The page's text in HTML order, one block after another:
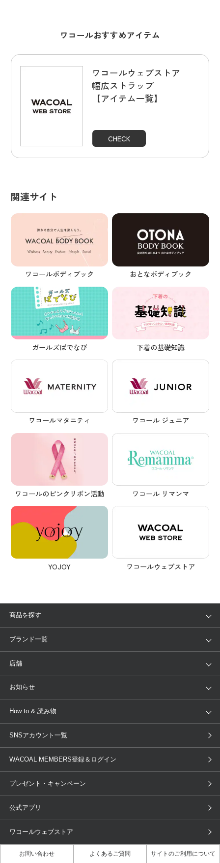
ワコールおすすめアイテム
ワコールウェブストア
幅広ストラップ
【アイテム一覧】
CHECK
関連サイト
ワコールボディブック おとなボディブック
ガールズばでなび 下着の基礎知識
ワコールマタニティ ワコール ジュニア
ワコールのピンクリボン活動 ワコール リマンマ
YOJOY ワコールウェブストア
商品を探す
アイテム
トピックス
ブランド一覧
WACOAL
AMPHI une nana cool
OUR WACOAL
WACOAL Remamma
Licensed Brands
店舗
店舗を探す
ブラ無料診断
3Dボディスキャン
お知らせ
新着情報
商品回収
ニュース＆トピックス
How to & 読み物
下着の基礎知識
ブラパン ワコールスタイル
大人の工場見学inベトナム 人間科学研究開発センター見学
店舗体験記（マンガ）
ワコールカルネアプリ使い方ガイ
3Dボディスキャン体験（マンガ）
SNSアカウント一覧
WACOAL MEMBERS登録＆ログイン
プレゼント・キャンペーン
公式アプリ
ワコールウェブストア
お問い合わせ よくあるご質問 サイトのご利用について